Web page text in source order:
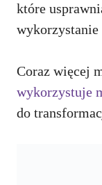
które
Coraz więcej
wykorzystuje
do